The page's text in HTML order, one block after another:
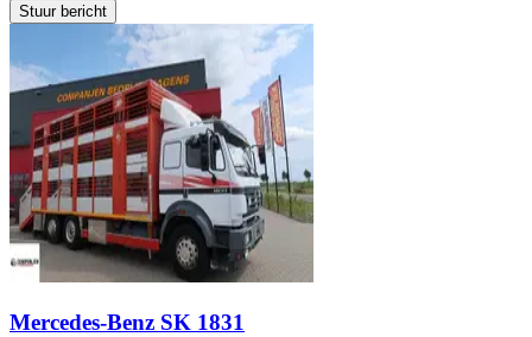
Stuur bericht
Mercedes-Benz SK 1831